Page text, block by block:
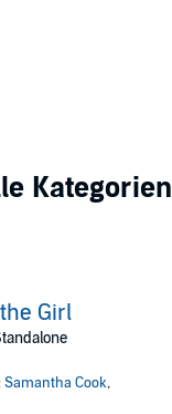
Kategorien
Girl
Samantha Cook,